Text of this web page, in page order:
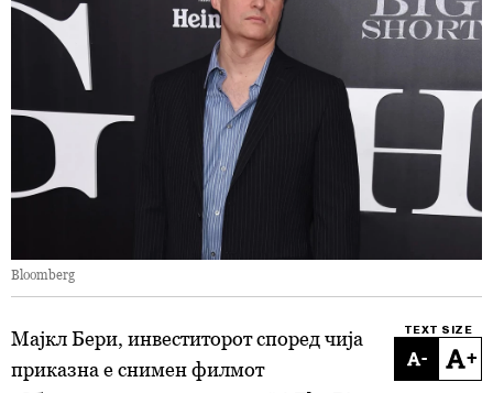
Bloomberg
TEXT SIZE
- +
Мајкл Бери, инвеститорот според чија
приказна е снимен филмот